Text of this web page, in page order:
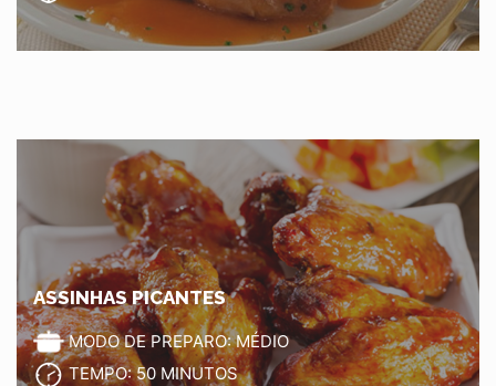
ASSINHAS PICANTES
MODO DE PREPARO: MÉDIO
TEMPO: 50 MINUTOS